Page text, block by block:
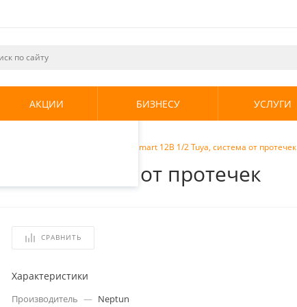
и
использования.
.
АКЦИИ БИЗНЕСУ УСЛУГИ
Neptun Bugatti Smart 12В 1/2 Tuya, система от протечек
система от протечек
СРАВНИТЬ
Характеристики
Производитель — Neptun